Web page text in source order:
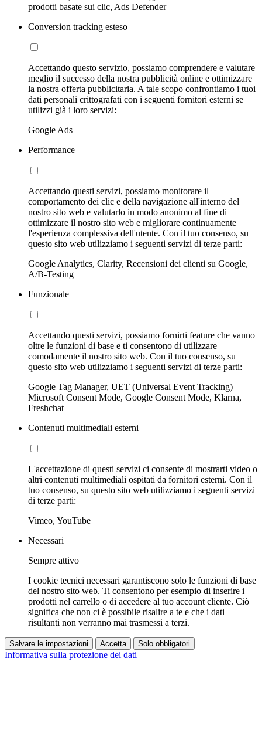
prodotti basate sui clic, Ads Defender
Conversion tracking esteso
Accettando questo servizio, possiamo comprendere e valutare
meglio il successo della nostra pubblicità online e ottimizzare
la nostra offerta pubblicitaria. A tale scopo confrontiamo i tuoi
dati personali crittografati con i seguenti fornitori esterni se
utilizzi già i loro servizi:
Google Ads
Performance
Accettando questi servizi, possiamo monitorare il
comportamento dei clic e della navigazione all'interno del
nostro sito web e valutarlo in modo anonimo al fine di
ottimizzare il nostro sito web e migliorare continuamente
l'esperienza complessiva dell'utente. Con il tuo consenso, su
questo sito web utilizziamo i seguenti servizi di terze parti:
Google Analytics, Clarity, Recensioni dei clienti su Google,
A/B-Testing
Funzionale
Accettando questi servizi, possiamo fornirti feature che vanno
oltre le funzioni di base e ti consentono di utilizzare
comodamente il nostro sito web. Con il tuo consenso, su
questo sito web utilizziamo i seguenti servizi di terze parti:
Google Tag Manager, UET (Universal Event Tracking)
Microsoft Consent Mode, Google Consent Mode, Klarna,
Freshchat
Contenuti multimediali esterni
L'accettazione di questi servizi ci consente di mostrarti video o
altri contenuti multimediali ospitati da fornitori esterni. Con il
tuo consenso, su questo sito web utilizziamo i seguenti servizi
di terze parti:
Vimeo, YouTube
Necessari
Sempre attivo
I cookie tecnici necessari garantiscono solo le funzioni di base
del nostro sito web. Ti consentono per esempio di inserire i
prodotti nel carrello o di accedere al tuo account cliente. Ciò
significa che non ci è possibile risalire a te e che i dati
risultanti non verranno mai trasmessi a terzi.
Salvare le impostazioni Accetta Solo obbligatori
Informativa sulla protezione dei dati